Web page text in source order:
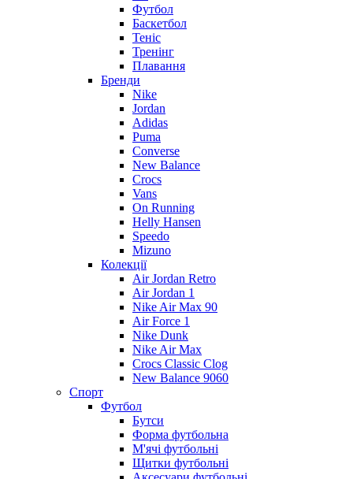
Футбол
Баскетбол
Теніс
Тренінг
Плавання
Бренди
Nike
Jordan
Adidas
Puma
Converse
New Balance
Crocs
Vans
On Running
Helly Hansen
Speedo
Mizuno
Колекції
Air Jordan Retro
Air Jordan 1
Nike Air Max 90
Air Force 1
Nike Dunk
Nike Air Max
Crocs Classic Clog
New Balance 9060
Спорт
Футбол
Бутси
Форма футбольна
М'ячі футбольні
Щитки футбольні